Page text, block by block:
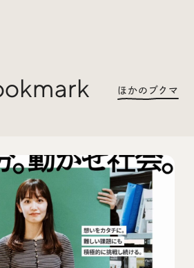
#ご当地クリエイター
#グローバル
ほかのブクマ